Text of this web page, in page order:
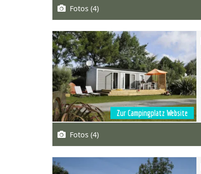
Fotos (4)
Zur Campingplatz Website
Fotos (4)